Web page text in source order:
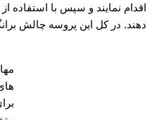
اقدام نمایند و سپس با استفاده
دهند. در کل این پروسه چالش